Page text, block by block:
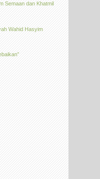
Semaan dan Khatmil
Wahid Hasyim